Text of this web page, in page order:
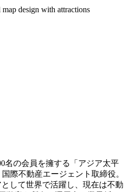
design with attractions
名の会員を擁する「アジア太平
際不動産エージェント取締役。
して世界で活躍し、現在は不動